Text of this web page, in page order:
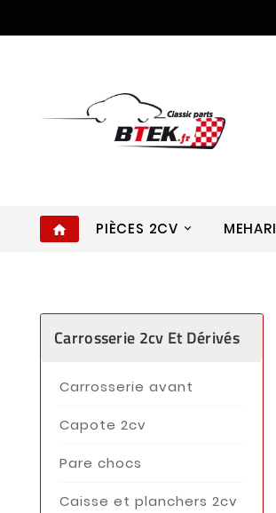
home PIÈCES 2CV MEHARI
Carrosserie 2cv Et Dérivés
Carrosserie avant
Capote 2cv
Pare chocs
Caisse et planchers 2cv